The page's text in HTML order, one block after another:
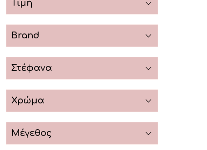
Τιμή
Brand
Στέφανα
Χρώμα
Μέγεθος